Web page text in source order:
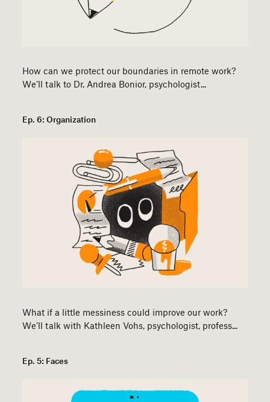
How can we protect our boundaries in remote work?
We’ll talk to Dr. Andrea Bonior, psychologist...
Ep. 6: Organization
What if a little messiness could improve our work?
We’ll talk with Kathleen Vohs, psychologist, profess...
Ep. 5: Faces